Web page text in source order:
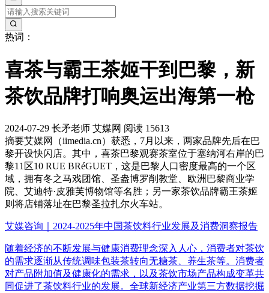
热词：
喜茶与霸王茶姬干到巴黎，新
茶饮品牌打响奥运出海第一枪
2024-07-29 长矛老师 艾媒网 阅读 15613
摘要艾媒网（iimedia.cn）获悉，7月以来，两家品牌先后在巴
黎开设快闪店。其中，喜茶巴黎观赛茶室位于塞纳河右岸的巴
黎11区10 RUE BRéGUET，这是巴黎人口密度最高的一个区
域，拥有冬之马戏团馆、圣盎博罗削教堂、欧洲巴黎商业学
院、艾迪特·皮雅芙博物馆等名胜；另一家茶饮品牌霸王茶姬
则将店铺落址在巴黎圣拉扎尔火车站。
艾媒咨询｜2024-2025年中国茶饮料行业发展及消费洞察报告
随着经济的不断发展与健康消费理念深入人心，消费者对茶饮
的需求逐渐从传统调味包装茶转向无糖茶、养生茶等。消费者
对产品附加值及健康化的需求，以及茶饮市场产品构成变革共
同促进了茶饮料行业的发展。全球新经济产业第三方数据挖掘